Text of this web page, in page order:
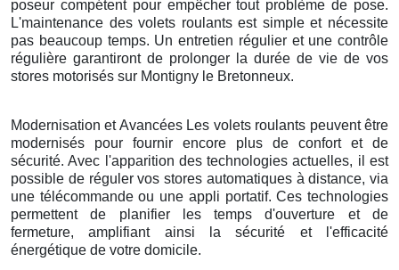
poseur compétent pour empêcher tout problème de pose.
L'maintenance des volets roulants est simple et nécessite
pas beaucoup temps. Un entretien régulier et une contrôle
régulière garantiront de prolonger la durée de vie de vos
stores motorisés sur Montigny le Bretonneux.
Modernisation et Avancées Les volets roulants peuvent être
modernisés pour fournir encore plus de confort et de
sécurité. Avec l'apparition des technologies actuelles, il est
possible de réguler vos stores automatiques à distance, via
une télécommande ou une appli portatif. Ces technologies
permettent de planifier les temps d'ouverture et de
fermeture, amplifiant ainsi la sécurité et l'efficacité
énergétique de votre domicile.